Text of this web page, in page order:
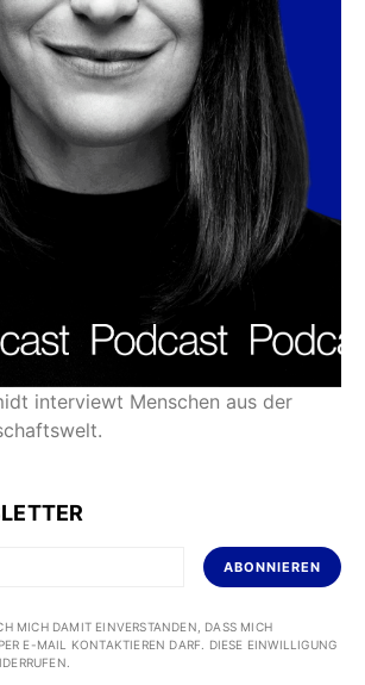
interviewt Menschen aus der
ABONNIEREN
MICH DAMIT EINVERSTANDEN, DASS MICH
E-MAIL KONTAKTIEREN DARF. DIESE EINWILLIGUNG